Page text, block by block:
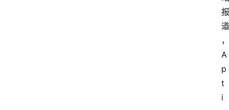
报
道
，
A
p
t
i